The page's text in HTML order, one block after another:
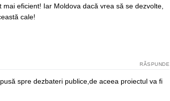
eficient! Iar Moldova dacă vrea să se dezvolte,
cale!
RĂSPUNDE
spre dezbateri publice,de aceea proiectul va fi